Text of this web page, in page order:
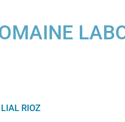
LIAL RIOZ